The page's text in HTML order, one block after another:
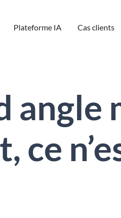
Plateforme IA Cas clients
angle
ce